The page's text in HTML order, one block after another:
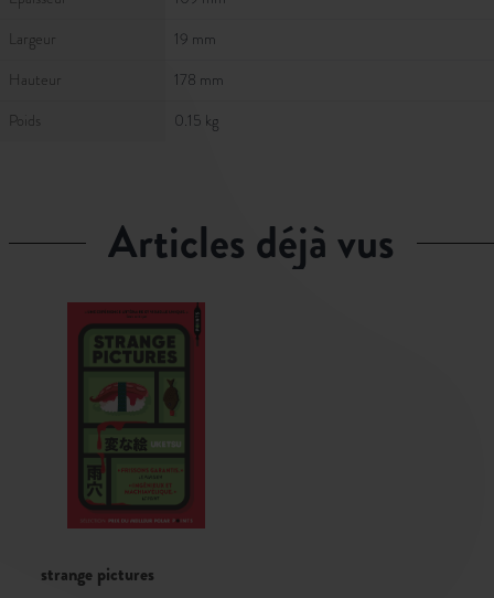
Largeur
19 mm
Hauteur
178 mm
Poids
0.15 kg
articles déjà vus
strange pictures